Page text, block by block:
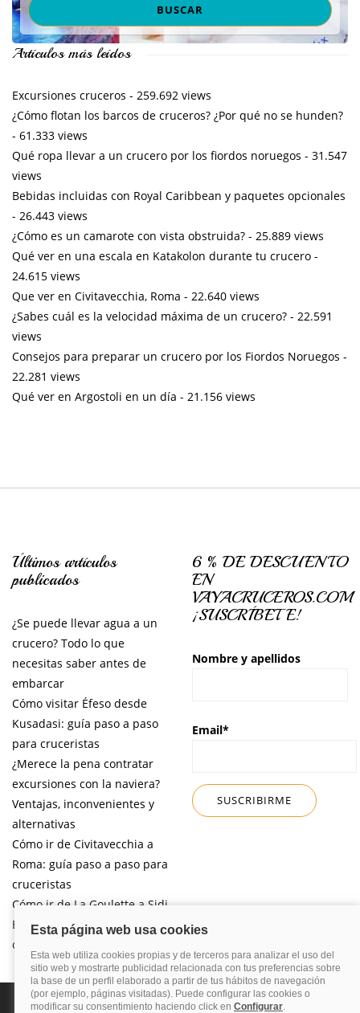
Artículos más leídos
Excursiones cruceros - 259.692 views
¿Cómo flotan los barcos de cruceros? ¿Por qué no se hunden?
- 61.333 views
Qué ropa llevar a un crucero por los fiordos noruegos - 31.547
views
Bebidas incluidas con Royal Caribbean y paquetes opcionales
- 26.443 views
¿Cómo es un camarote con vista obstruida? - 25.889 views
Qué ver en una escala en Katakolon durante tu crucero -
24.615 views
Que ver en Civitavecchia, Roma - 22.640 views
¿Sabes cuál es la velocidad máxima de un crucero? - 22.591
views
Consejos para preparar un crucero por los Fiordos Noruegos -
22.281 views
Qué ver en Argostoli en un día - 21.156 views
Últimos artículos
publicados
¿Se puede llevar agua a un
crucero? Todo lo que
necesitas saber antes de
embarcar
Cómo visitar Éfeso desde
Kusadasi: guía paso a paso
para cruceristas
¿Merece la pena contratar
excursiones con la naviera?
Ventajas, inconvenientes y
alternativas
Cómo ir de Civitavecchia a
Roma: guía paso a paso para
cruceristas
Cómo ir de La Goulette a Sidi
Bou Said por libre desde tu
crucero
6 % DE DESCUENTO
EN
VAYACRUCEROS.COM
¡SUSCRÍBETE!
Nombre y apellidos
Email*